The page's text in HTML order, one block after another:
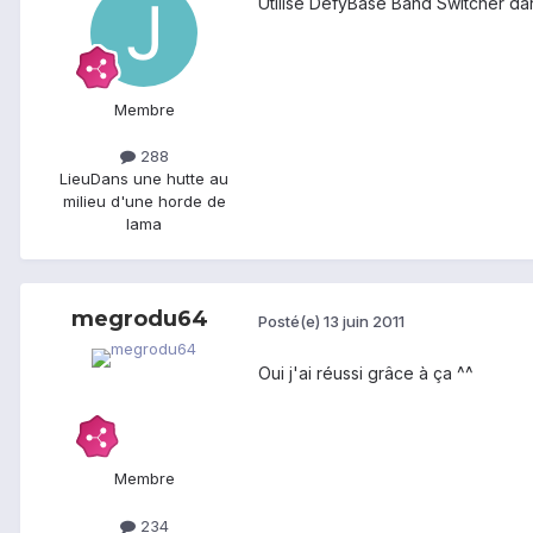
Membre
288
LieuDans une hutte au
milieu d'une horde de
lama
megrodu64
Membre
234
Posté(e) 13 juin 2011
Oui j'ai réussi grâce à ça ^^